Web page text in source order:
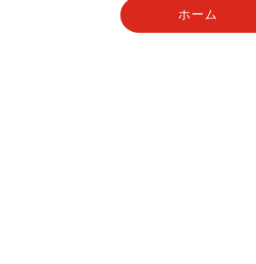
ホーム